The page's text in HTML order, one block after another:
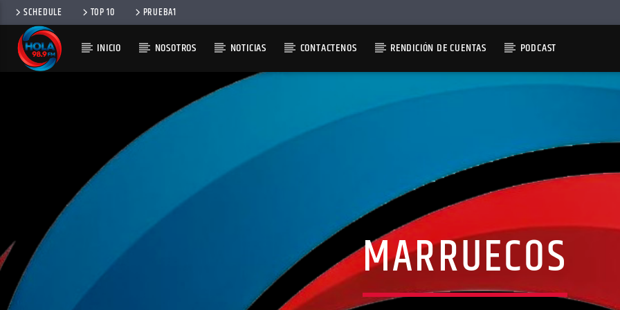
SCHEDULE TOP 10 PRUEBA1
INICIO NOSOTROS NOTICIAS CONTACTENOS RENDICIÓN DE CUENTAS PODCAST
MARRUECOS